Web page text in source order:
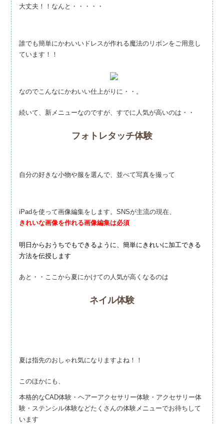
大丈夫！！なんと・・・・・
誰でも簡単にかわいいドレスが作れる魔法のリボンをご用意し
ています！！
なのでこんなにかわいい仕上がりに・・。
続いて、新メニューなのですが、すでに人気が高いのは・・
フォトレタッチ体験
自分の好きな小物や服を選んで、並べて写真を撮って
iPadを使って画像編集をします。SNSが主流の現在、
きれいな画像を作れる画像編集は必須
明日からおうちでもできるように、簡単にきれいに加工できる
方法を伝授します
あと・・ここから夏にかけての人気が高くなるのは
ネイル体験
夏は指先のおしゃれ気になりますよね！！
このほかにも、
本格的なCAD体験・ヘアーアクセサリー体験・アクセサリー体
験・ステンシル体験などたくさんの体験メニューでお待ちして
います